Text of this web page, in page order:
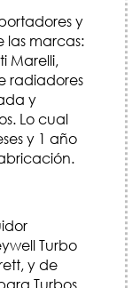
y
las marcas:
Marelli,
radiadores
y
Lo cual
y 1 año
Turbo
y de
Turbos